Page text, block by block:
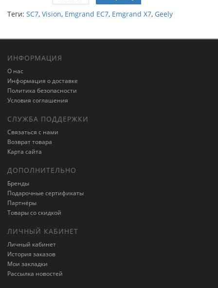
Теги: SC7, Vision, Emgrand EC7, Emgrand X7, Geely
ИНФОРМАЦИЯ
О нас
Информация о доставке
Политика безопасности
Условия соглашения
СЛУЖБА ПОДДЕРЖКИ
Связаться с нами
Возврат товара
Карта сайта
ДОПОЛНИТЕЛЬНО
Бренды
Подарочные сертификаты
Партнёры
Товары со скидкой
ЛИЧНЫЙ КАБИНЕТ
Личный кабинет
История заказов
Мои закладки
Рассылка новостей